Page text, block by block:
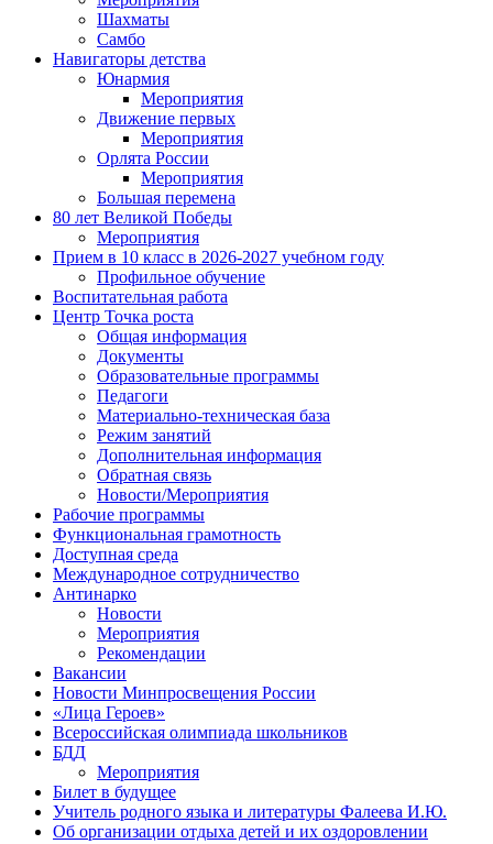
Шахматы
Самбо
Навигаторы детства
Юнармия
Мероприятия
Движение первых
Мероприятия
Орлята России
Мероприятия
Большая перемена
80 лет Великой Победы
Мероприятия
Прием в 10 класс в 2026-2027 учебном году
Профильное обучение
Воспитательная работа
Центр Точка роста
Общая информация
Документы
Образовательные программы
Педагоги
Материально-техническая база
Режим занятий
Дополнительная информация
Обратная связь
Новости/Мероприятия
Рабочие программы
Функциональная грамотность
Доступная среда
Международное сотрудничество
Антинарко
Новости
Мероприятия
Рекомендации
Вакансии
Новости Минпросвещения России
«Лица Героев»
Всероссийская олимпиада школьников
БДД
Мероприятия
Билет в будущее
Учитель родного языка и литературы Фалеева И.Ю.
Об организации отдыха детей и их оздоровлении